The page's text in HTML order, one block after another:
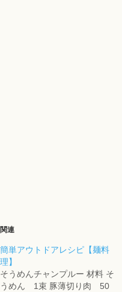
関連
簡単アウトドアレシピ【麺料
理】
そうめんチャンプルー 材料 そ
うめん 1束 豚薄切り肉 50